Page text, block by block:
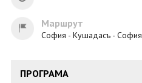
Маршрут
София - Кушадасъ - София
ПРОГРАМА